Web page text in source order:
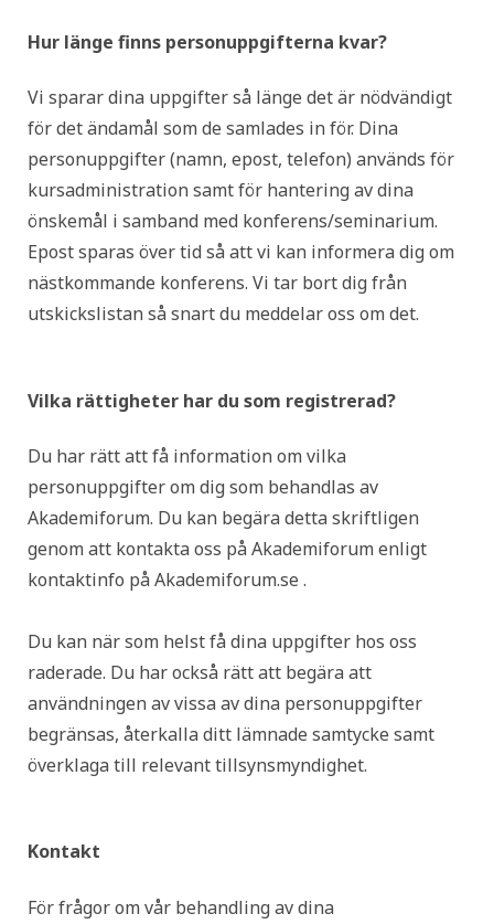
Hur länge finns personuppgifterna kvar?
Vi sparar dina uppgifter så länge det är nödvändigt
för det ändamål som de samlades in för. Dina
personuppgifter (namn, epost, telefon) används för
kursadministration samt för hantering av dina
önskemål i samband med konferens/seminarium.
Epost sparas över tid så att vi kan informera dig om
nästkommande konferens. Vi tar bort dig från
utskickslistan så snart du meddelar oss om det.
Vilka rättigheter har du som registrerad?
Du har rätt att få information om vilka
personuppgifter om dig som behandlas av
Akademiforum. Du kan begära detta skriftligen
genom att kontakta oss på Akademiforum enligt
kontaktinfo på Akademiforum.se .
Du kan när som helst få dina uppgifter hos oss
raderade. Du har också rätt att begära att
användningen av vissa av dina personuppgifter
begränsas, återkalla ditt lämnade samtycke samt
överklaga till relevant tillsynsmyndighet.
Kontakt
För frågor om vår behandling av dina